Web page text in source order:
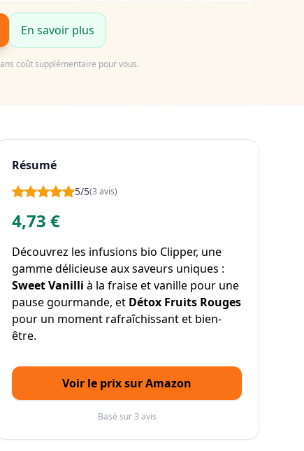
En savoir plus
coût supplémentaire pour vous.
Résumé
5/5(3 avis)
4,73 €
Découvrez les infusions bio Clipper, une
gamme délicieuse aux saveurs uniques :
Sweet Vanilli à la fraise et vanille pour une
pause gourmande, et Détox Fruits Rouges
pour un moment rafraîchissant et bien-
être.
Voir le prix sur Amazon
Basé sur 3 avis